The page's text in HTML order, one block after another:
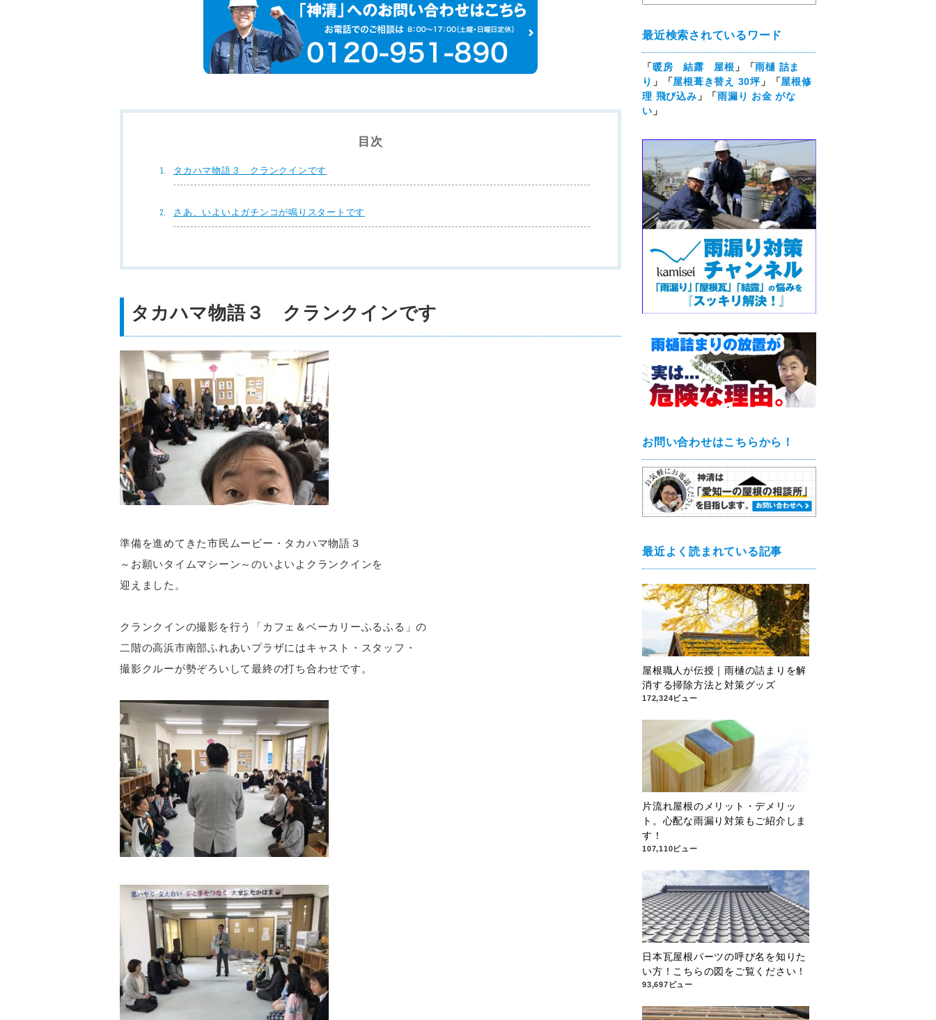
目次
タカハマ物語３ クランクインです
さあ、いよいよガチンコが鳴りスタートです
タカハマ物語３ クランクインです
準備を進めてきた市民ムービー・タカハマ物語３
～お願いタイムマシーン～のいよいよクランクインを
迎えました。
クランクインの撮影を行う「カフェ＆ベーカリーふるふる」の
二階の高浜市南部ふれあいプラザにはキャスト・スタッフ・
撮影クルーが勢ぞろいして最終の打ち合わせです。
最近検索されているワード
「暖房 結露 屋根 」「雨樋 詰ま
り 」「屋根葺き替え 30坪」「屋根修
理 飛び込み 」「雨漏り お金 がな
い 」
お問い合わせはこちらから！
最近よく読まれている記事
屋根職人が伝授｜雨樋の詰まりを解
消する掃除方法と対策グッズ
172,324ビュー
片流れ屋根のメリット・デメリッ
ト。心配な雨漏り対策もご紹介しま
す！
107,110ビュー
日本瓦屋根パーツの呼び名を知りた
い方！こちらの図をご覧ください！
93,697ビュー